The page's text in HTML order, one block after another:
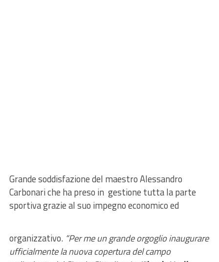
Grande soddisfazione del maestro Alessandro
Carbonari che ha preso in gestione tutta la parte
sportiva grazie al suo impegno economico ed
organizzativo. “Per me un grande orgoglio inaugurare
ufficialmente la nuova copertura del campo